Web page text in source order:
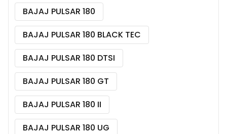
BAJAJ PULSAR 180
BAJAJ PULSAR 180 BLACK TEC
BAJAJ PULSAR 180 DTSI
BAJAJ PULSAR 180 GT
BAJAJ PULSAR 180 II
BAJAJ PULSAR 180 UG